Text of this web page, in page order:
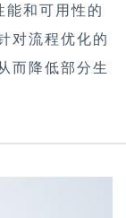
和可用性的
对流程优化的
而降低部分生